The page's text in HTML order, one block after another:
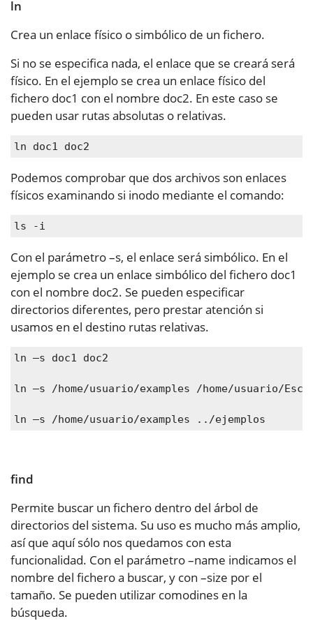
ln
Crea un enlace físico o simbólico de un fichero.
Si no se especifica nada, el enlace que se creará será
físico. En el ejemplo se crea un enlace físico del
fichero doc1 con el nombre doc2. En este caso se
pueden usar rutas absolutas o relativas.
ln doc1 doc2
Podemos comprobar que dos archivos son enlaces
físicos examinando si inodo mediante el comando:
ls -i
Con el parámetro –s, el enlace será simbólico. En el
ejemplo se crea un enlace simbólico del fichero doc1
con el nombre doc2. Se pueden especificar
directorios diferentes, pero prestar atención si
usamos en el destino rutas relativas.
ln –s doc1 doc2
ln –s /home/usuario/examples /home/usuario/
ln –s /home/usuario/examples ../ejemplos
find
Permite buscar un fichero dentro del árbol de
directorios del sistema. Su uso es mucho más amplio,
así que aquí sólo nos quedamos con esta
funcionalidad. Con el parámetro –name indicamos el
nombre del fichero a buscar, y con –size por el
tamaño. Se pueden utilizar comodines en la
búsqueda.